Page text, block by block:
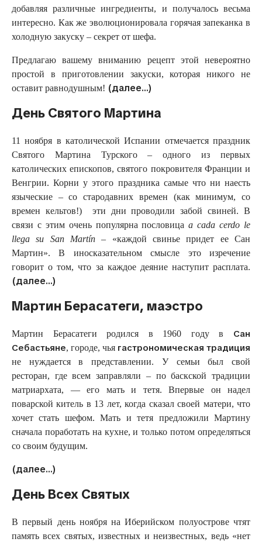
добавляя различные ингредиенты, и получалось весьма
интересно. Как же эволюционировала горячая запеканка в
холодную закуску – секрет от шефа.
Предлагаю вашему вниманию рецепт этой невероятно
простой в приготовлении закуски, которая никого не
оставит равнодушным! (далее…)
День Святого Мартина
11 ноября в католической Испании отмечается праздник
Святого Мартина Турского – одного из первых
католических епископов, святого покровителя Франции и
Венгрии. Корни у этого праздника самые что ни наесть
языческие – со стародавних времен (как минимум, со
времен кельтов!) эти дни проводили забой свиней. В
связи с этим очень популярна пословицаa cada cerdo le
llega
su San Martín – «каждой свинье придет ее Сан
Мартин». В иносказательном смысле это изречение
говорит о том, что за каждое деяние наступит расплата.
(далее…)
Мартин Берасатеги, маэстро
Мартин Берасатеги родился в 1960 году в Сан
Себастьяне, городе, чья гастрономическая традиция
не нуждается в представлении. У семьи был свой
ресторан, где всем заправляли – по баскской традиции
матриархата, — его мать и тетя. Впервые он надел
поварской китель в 13 лет, когда сказал своей матери, что
хочет стать шефом. Мать и тетя предложили Мартину
сначала поработать на кухне, и только потом определяться
со своим будущим.
(далее…)
День Всех Святых
В первый день ноября на Иберийском полуострове чтят
память всех святых, известных и неизвестных, ведь «нет